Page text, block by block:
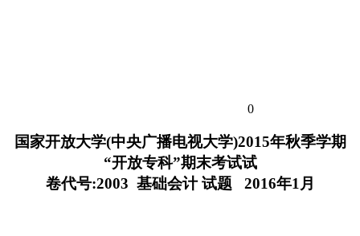
0
国家开放大学(中央广播电视大学)2015年秋季学期
“开放专科”期末考试试
卷代号:2003 基础会计 试题 2016年1月